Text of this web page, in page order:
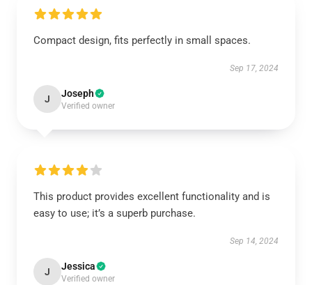
Compact design, fits perfectly in small spaces.
Sep 17, 2024
J Joseph
Verified owner
This product provides excellent functionality and is
easy to use; it’s a superb purchase.
Sep 14, 2024
J Jessica
Verified owner